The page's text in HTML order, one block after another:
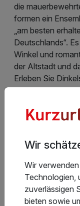
die
formen ein
„am besten
Deutschlands“.
Winkel und
der Altstadt und
Erleben Sie
vor der Altstadt
Wir
Wir
Technologien,
zuverlässigen
bieten sowie